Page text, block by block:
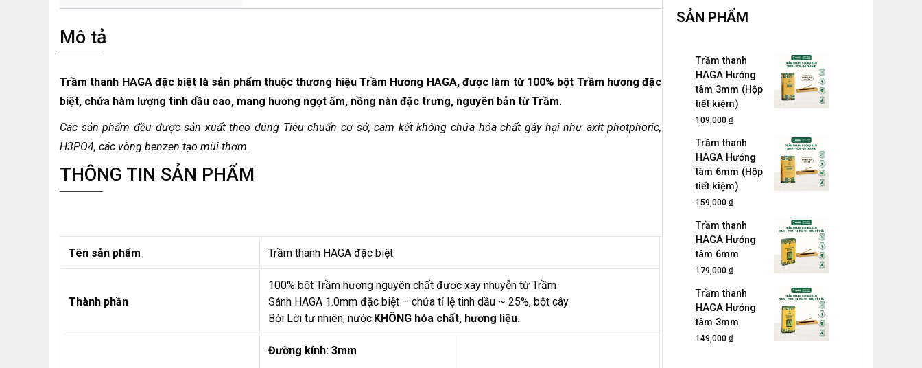
Mô tả
Trầm thanh HAGA đặc biệt là sản phẩm thuộc thương hiệu Trầm Hương HAGA, được làm từ 100% bột Trầm hương đặc
biệt, chứa hàm lượng tinh dầu cao, mang hương ngọt ấm, nồng nàn đặc trưng, nguyên bản từ Trầm.
Các sản phẩm đều được sản xuất theo đúng Tiêu chuẩn cơ sở, cam kết không chứa hóa chất gây hại như axit photphoric,
H3PO4, các vòng benzen tạo mùi thơm.
THÔNG TIN SẢN PHẨM
Tên sản phẩm Trầm thanh HAGA đặc biệt
Thành phần
100% bột Trầm hương nguyên chất được xay nhuyễn từ Trầm
Sánh HAGA 1.0mm đặc biệt – chứa tỉ lệ tinh dầu ~ 25%, bột cây
Bời Lời tự nhiên, nước. KHÔNG hóa chất, hương liệu.
Đường kính: 3mm
SẢN PHẨM
Trầm thanh
HAGA Hướng
tâm 3mm (Hộp
tiết kiệm)
109,000 ₫
Trầm thanh
HAGA Hướng
tâm 6mm (Hộp
tiết kiệm)
159,000 ₫
Trầm thanh
HAGA Hướng
tâm 6mm
179,000 ₫
Trầm thanh
HAGA Hướng
tâm 3mm
149,000 ₫